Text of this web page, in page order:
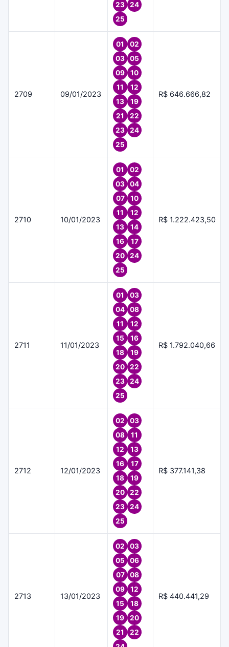
23
24
25
2709 09/01/2023
01
02
03
05
09
10
11
12
13
19
21
22
23
24
25
R$ 646.666,82
2710 10/01/2023
01
02
03
04
07
10
11
12
13
14
16
17
20
24
25
R$ 1.222.423,50
2711 11/01/2023
01
03
04
08
11
12
15
16
18
19
20
22
23
24
25
R$ 1.792.040,66
2712 12/01/2023
02
03
08
11
12
13
16
17
18
19
20
22
23
24
25
R$ 377.141,38
2713 13/01/2023
02
03
05
06
07
08
09
12
15
18
19
20
21
22
R$ 440.441,29